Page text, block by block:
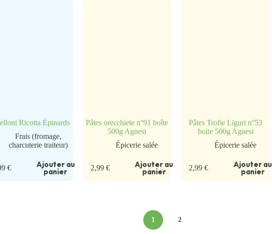
Ricotta Épinards
Frais (fromage,
charcuterie traiteur)
€ Ajouter au
panier
Pâtes orecchiete n°91 boîte
500g Agnesi
Épicerie salée
2,99 € Ajouter au
panier
Pâtes Trofie Liguri n°53
boite 500g Agnesi
Épicerie salée
2,99€ Ajouter au
panier
1 2